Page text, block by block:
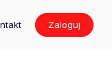
Zaloguj